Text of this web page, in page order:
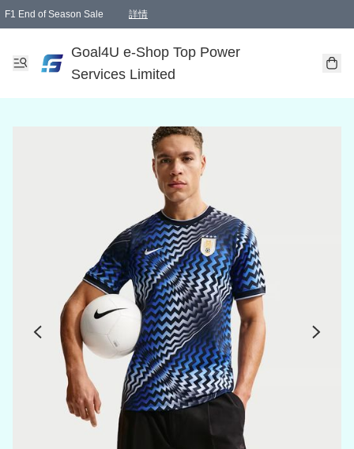
F1 End of Season Sale 詳情
Goal4U e-Shop Top Power
Services Limited